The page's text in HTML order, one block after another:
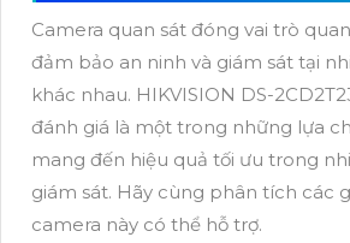
Camera quan sát đóng vai trò
đảm bảo an ninh và giám sát tại
khác nhau. HIKVISION DS-
đánh giá là một trong những lựa
mang đến hiệu quả tối ưu trong
giám sát. Hãy cùng phân tích các
camera này có thể hỗ trợ.